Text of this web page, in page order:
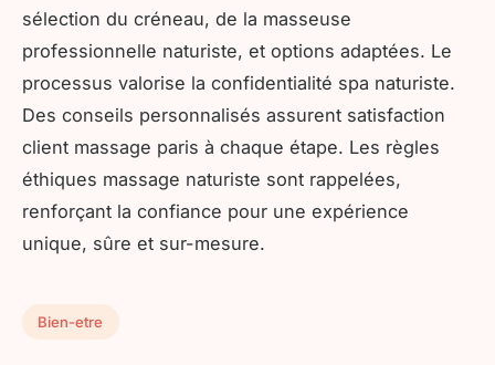
sélection du créneau, de la masseuse
professionnelle naturiste, et options adaptées. Le
processus valorise la confidentialité spa naturiste.
Des conseils personnalisés assurent satisfaction
client massage paris à chaque étape. Les règles
éthiques massage naturiste sont rappelées,
renforçant la confiance pour une expérience
unique, sûre et sur-mesure.
Bien-etre